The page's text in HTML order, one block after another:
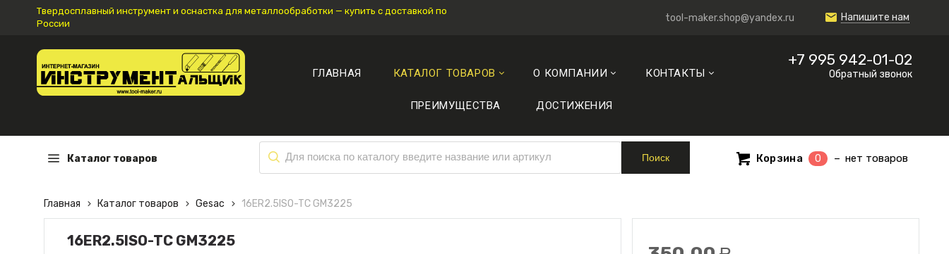
Твердосплавный инструмент и оснастка для металлообработки — купить с доставкой по
России
tool-maker.shop@yandex.ru Напишите нам
ГЛАВНАЯ КАТАЛОГ ТОВАРОВ О КОМПАНИИ КОНТАКТЫ
ПРЕИМУЩЕСТВА ДОСТИЖЕНИЯ
+7 995 942-01-02
Обратный звонок
Каталог товаров Корзина 0 нет товаров
Главная Каталог товаров Gesac 16ER2.5ISO-TC GM3225
16ER2.5ISO-TC GM3225